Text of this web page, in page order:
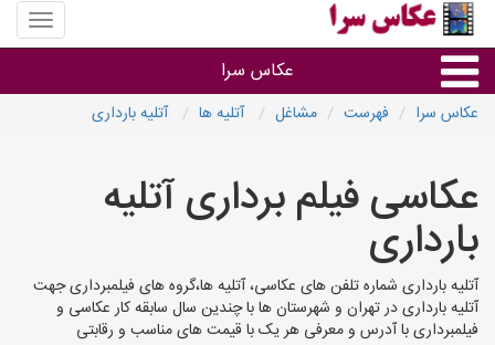
منوی
سایت
سرا
عکاس سرا
آتلیه و فیلمبرداری در هر شهر
عکاس سرا فهرست مشاغل آتلیه ها آتلیه بارداری
عکاسی فیلم برداری آتلیه
بارداری
آتلیه بارداری شماره تلفن های عکاسی، آتلیه ها،گروه های فیلمبرداری جهت
آتلیه بارداری در تهران و شهرستان ها با چندین سال سابقه کار عکاسی و
فیلمبرداری با آدرس و معرفی هر یک با قیمت های مناسب و رقابتی